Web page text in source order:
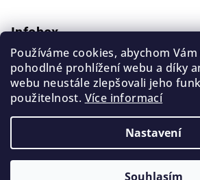
Používáme cookies, abychom
pohodlné prohlížení webu a díky
webu neustále zlepšovali jeho
použitelnost. Více informací
Nastavení
Souhlasím
Infobox
Podmínky ochrany osobních údajů
Obchodní podmínky
Kontakt